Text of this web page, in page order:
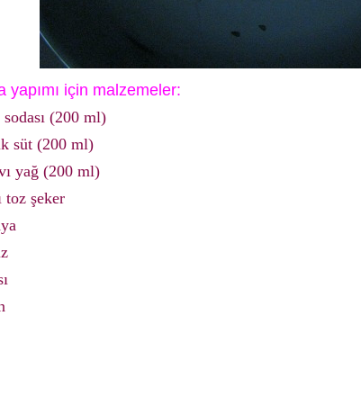
yapımı için malzemeler:
(200 ml)
süt (200 ml)
yağ (200 ml)
toz şeker